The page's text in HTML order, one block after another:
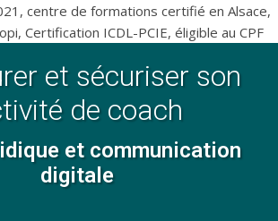
et sécuriser son
de coach
et communication
digitale